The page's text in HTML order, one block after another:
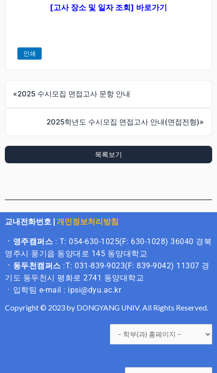
[고사 장소 및 일자 조회] 바로가기
인쇄
«2025 수시모집 면접고사 문항 안내
2025학년도 수시모집 면접고사 안내(면접전형)»
목록보기
교내전화번호 | 개인정보처리방침
ㆍ영주캠퍼스 : T: 054-630-1025(F: 630-1028) 36040 경북
영주시 풍기읍 동양대로 145 동양대학교
ㆍ동두천캠퍼스 :T: 031-839-9023(F: 839-9042) 11307 경
기도 동두천시 평화로 2741 동양대학교
ㆍ입학팀 e-mail : ipsi@dyu.ac.kr
Copyright © 2023 by DONGYANG UNIV. All Rights Reserved.